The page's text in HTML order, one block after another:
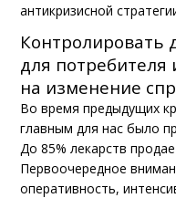
антикризисной
Контролировать
для потребителя
на изменение
Во время предыдущих
главным для нас было
До 85% лекарств
Первоочередное
оперативность,